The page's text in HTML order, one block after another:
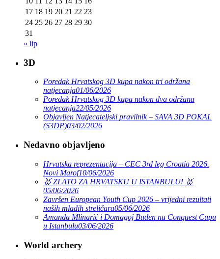
17 18 19 20 21 22 23
24 25 26 27 28 29 30
31
« lip
3D
Poredak Hrvatskog 3D kupa nakon tri održana
natjecanja01/06/2026
Poredak Hrvatskog 3D kupa nakon dva održana
natjecanja22/05/2026
Objavljen Natjecateljski pravilnik – SAVA 3D POKAL
(S3DP)03/02/2026
Nedavno objavljeno
Hrvatska reprezentacija – CEC 3rd leg Croatia 2026.
Novi Marof10/06/2026
🥇 ZLATO ZA HRVATSKU U ISTANBULU! 🥇
05/06/2026
Završen European Youth Cup 2026 – vrijedni rezultati
naših mladih streličara05/06/2026
Amanda Mlinarić i Domagoj Buden na Conquest Cupu
u Istanbulu03/06/2026
World archery